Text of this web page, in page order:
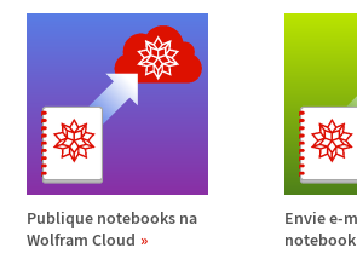
Publique notebooks na
Wolfram Cloud
Envie e-
notebook